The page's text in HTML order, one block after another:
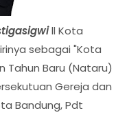
ll Kota
sebagai "Kota
Tahun Baru (Nataru)
Gereja dan
Bandung, Pdt